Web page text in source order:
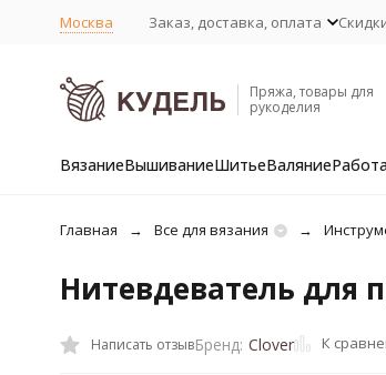
Москва Заказ, доставка, оплата
Пряжа, товары для
рукоделия
ВязаниеВышиваниеШитьеВаляние
Главная Все для вязания
Нитевдеватель для
Написать отзывБренд: Clover К